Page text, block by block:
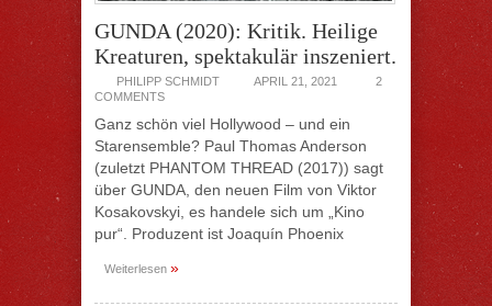
GUNDA (2020): Kritik. Heilige
Kreaturen, spektakulär inszeniert.
PHILIPP SCHMIDT APRIL 21, 2021
2
COMMENTS
Ganz schön viel Hollywood – und ein
Starensemble? Paul Thomas Anderson
(zuletzt PHANTOM THREAD (2017)) sagt
über GUNDA, den neuen Film von Viktor
Kosakovskyi, es handele sich um „Kino
pur“. Produzent ist Joaquín Phoenix
Weiterlesen »